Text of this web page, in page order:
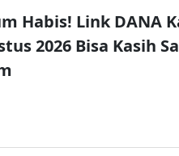
Habis! Link DANA
2026 Bisa Kasih